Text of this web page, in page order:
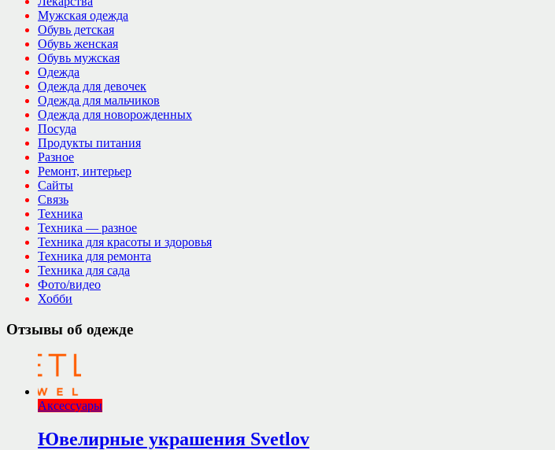
Мужская одежда
Обувь детская
Обувь женская
Обувь мужская
Одежда
Одежда для девочек
Одежда для мальчиков
Одежда для новорожденных
Посуда
Продукты питания
Разное
Ремонт, интерьер
Сайты
Связь
Техника
Техника — разное
Техника для красоты и здоровья
Техника для ремонта
Техника для сада
Фото/видео
Хобби
Отзывы об одежде
Аксессуары
Ювелирные украшения Svetlov